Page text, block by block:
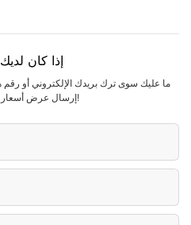
إذا كان
ما عليك سوى ترك بريدك الإلكتروني أو
إرسال عرض أسعار مجاني لمجموعتنا الواسعة من التصاميم!